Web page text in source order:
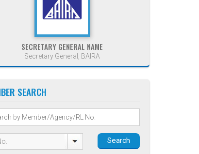
SECRETARY GENERAL NAME
Secretary General, BAIRA
SEARCH
Search